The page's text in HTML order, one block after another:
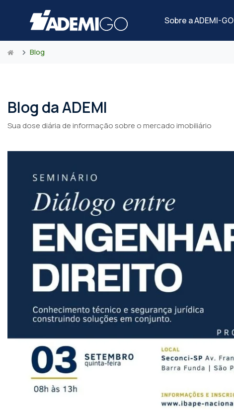
Sobre a ADEMI-GO
Blog
Blog da ADEMI
Sua dose diária de informação sobre o mercado imobiliário